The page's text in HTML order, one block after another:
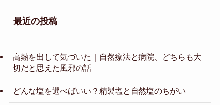
最近の投稿
高熱を出して気づいた｜自然療法と病院、どちらも大
切だと思えた風邪の話
どんな塩を選べばいい？精製塩と自然塩のちがい